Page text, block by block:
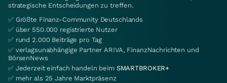
strategische Entscheidungen zu treffen.
✅ Größte Finanz-Community Deutschlands
✅ über 550.000 registrierte Nutzer
✅ rund 2.000 Beiträge pro Tag
✅ verlagsunabhängige Partner ARIVA, FinanzNachrichten und
BörsenNews
✅ Jederzeit einfach handeln beim SMARTBROKER+
✅ mehr als 25 Jahre Marktpräsenz